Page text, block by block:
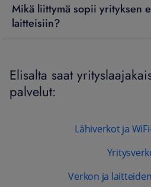
Mikä liittymä sopii yrityksen
laitteisiin?
Elisalta saat
palvelut:
Lähiverkot ja
Verkon ja